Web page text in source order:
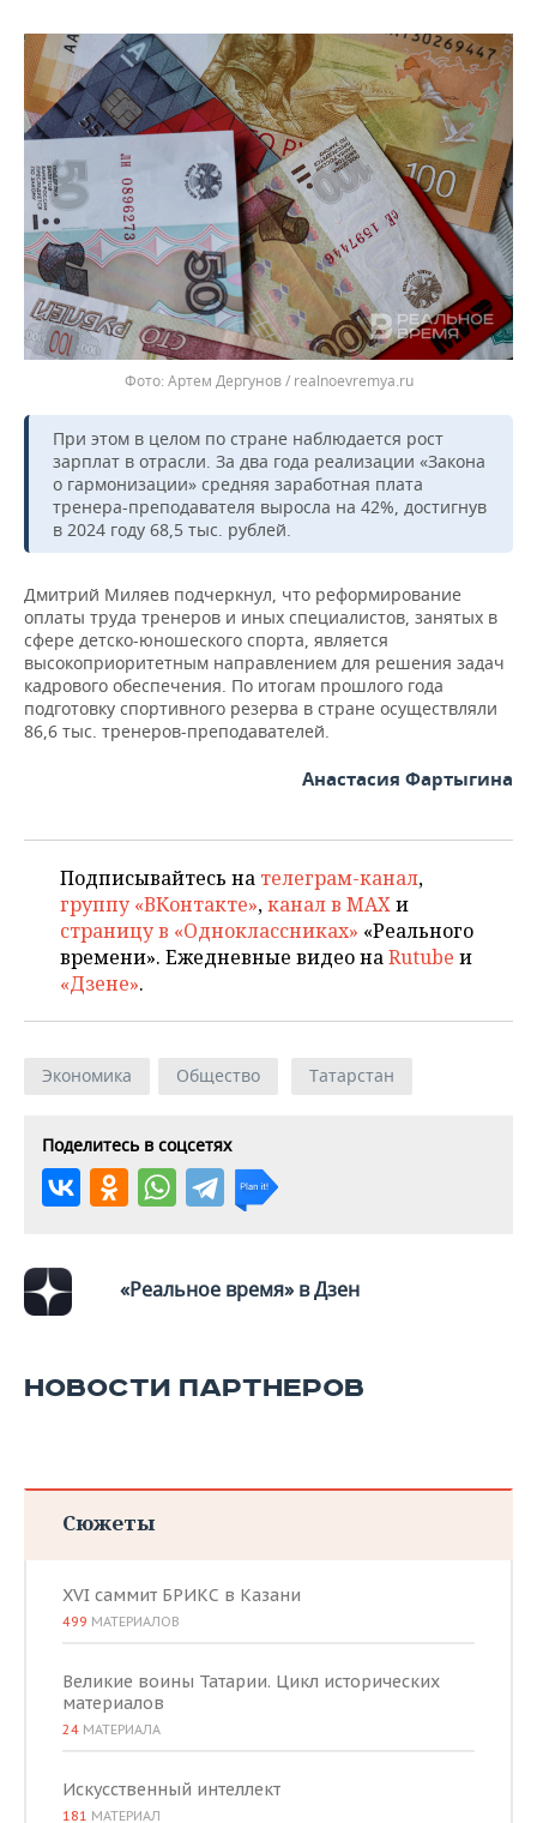
Артем Дергунов / realnoevremya.ru
При этом в целом по стране наблюдается рост
зарплат в отрасли. За два года реализации «Закона
о гармонизации» средняя заработная плата
тренера-преподавателя выросла на 42%, достигнув
в 2024 году 68,5 тыс. рублей.
Дмитрий Миляев подчеркнул, что реформирование
оплаты труда тренеров и иных специалистов, занятых в
сфере детско-юношеского спорта, является
высокоприоритетным направлением для решения задач
кадрового обеспечения. По итогам прошлого года
подготовку спортивного резерва в стране осуществляли
86,6 тыс. тренеров-преподавателей.
Анастасия Фартыгина
Подписывайтесь на телеграм-канал,
группу «ВКонтакте»,канал в MAXи
страницу в «Одноклассниках» «Реального
времени». Ежедневные видео наRutube и
«Дзене».
Экономика Общество Татарстан
Поделитесь в соцсетях
«Реальное время» в Дзен
НОВОСТИ ПАРТНЕРОВ
Сюжеты
XVI саммит БРИКС в Казани
499 МАТЕРИАЛОВ
Великие воины Татарии. Цикл исторических
материалов
24 МАТЕРИАЛА
Искусственный интеллект
181 МАТЕРИАЛ